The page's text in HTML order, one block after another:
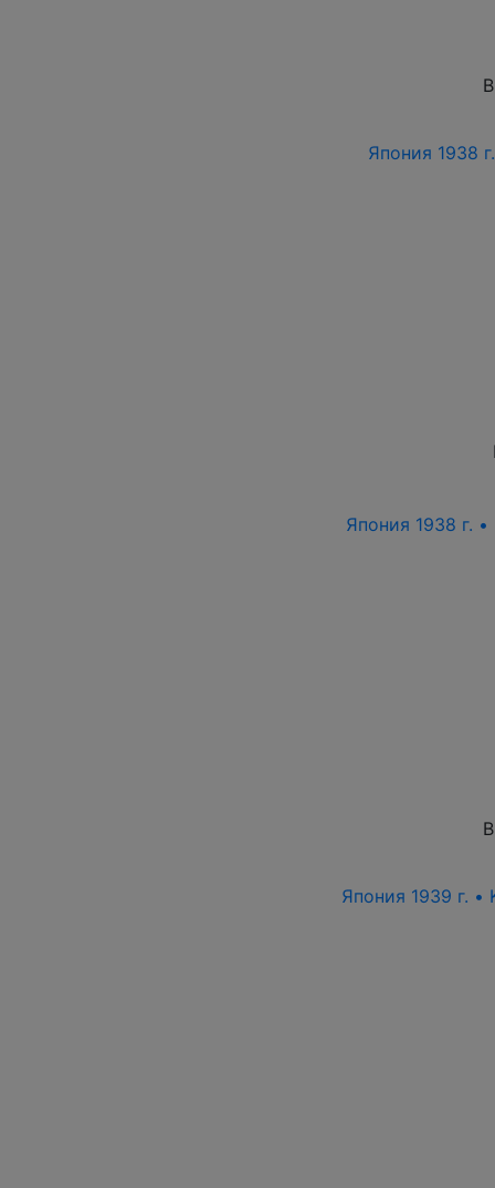
Япония 1938
Япония 1938 г.
Япония 1939 г. •